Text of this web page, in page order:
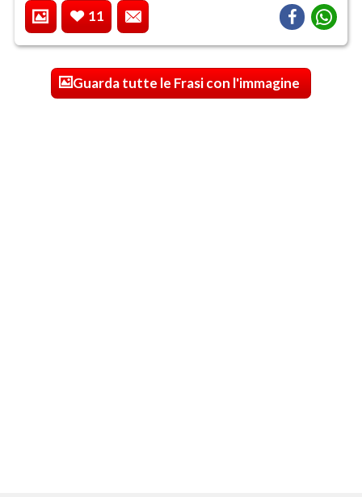
11
Guarda tutte le Frasi con l'immagine